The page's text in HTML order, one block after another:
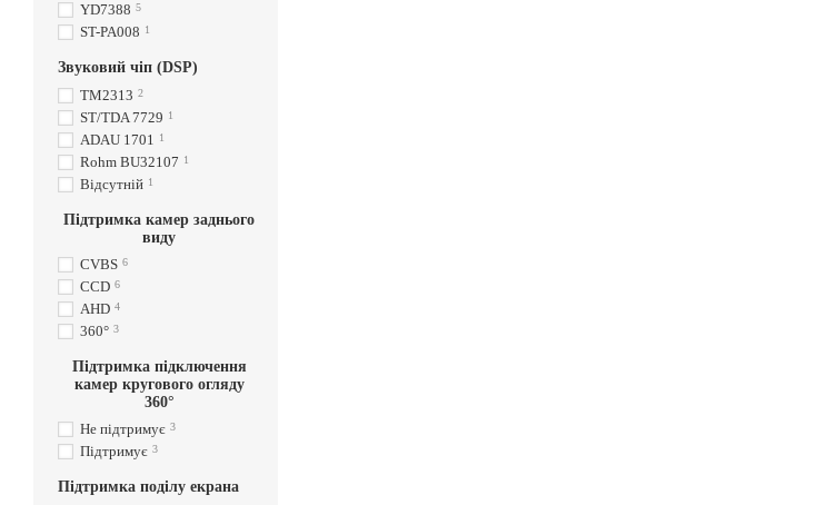
YD7388 5
ST-PA008 1
Звуковий чіп (DSP)
TM2313 2
ST/TDA 7729 1
ADAU 1701 1
Rohm BU32107 1
Відсутній 1
Підтримка камер заднього
виду
CVBS 6
CCD 6
AHD 4
360° 3
Підтримка підключення
камер кругового огляду
360°
Не підтримує 3
Підтримує 3
Підтримка поділу екрана